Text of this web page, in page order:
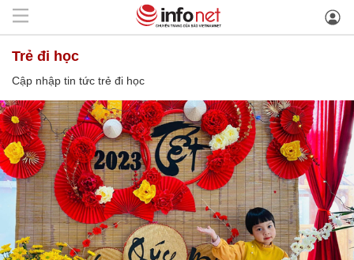
trẻ đi học
Cập nhập tin tức trẻ đi học